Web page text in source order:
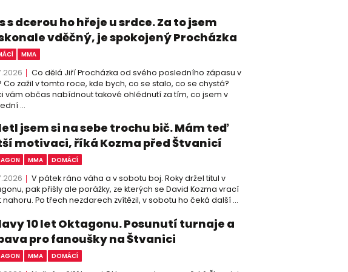
s dcerou ho hřeje u srdce. Za to jsem
vděčný, je spokojený Procházka
MMA
Co dělá Jiří Procházka od svého posledního zápasu v
Co zažil v tomto roce, kde bych, co se stalo, co se chystá?
vám občas nabídnout takové ohlédnutí za tím, co jsem v
...
jsem si na sebe trochu bič. Mám teď
motivaci, říká Kozma před Štvanicí
MMA DOMÁCÍ
V pátek ráno váha a v sobotu boj. Roky držel titul v
pak přišly ale porážky, ze kterých se David Kozma vrací
nahoru. Po třech nezdarech zvítězil, v sobotu ho čeká další ...
10 let Oktagonu. Posunutí turnaje a
pro fanoušky na Štvanici
MMA DOMÁCÍ